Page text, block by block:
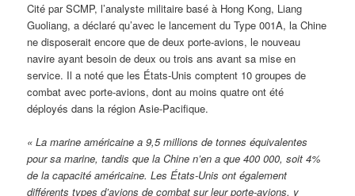
Cité par SCMP, l’analyste militaire basé à Hong Kong, Liang
Guoliang, a déclaré qu’avec le lancement du Type 001A, la Chine
ne disposerait encore que de deux porte-avions, le nouveau
navire ayant besoin de deux ou trois ans avant sa mise en
service. Il a noté que les États-Unis comptent 10 groupes de
combat avec porte-avions, dont au moins quatre ont été
déployés dans la région Asie-Pacifique.
« La marine américaine a 9,5 millions de tonnes équivalentes
pour sa marine, tandis que la Chine n’en a que 400 000, soit 4%
de la capacité américaine. Les États-Unis ont également
différents types d’avions de combat sur leur porte-avions, y